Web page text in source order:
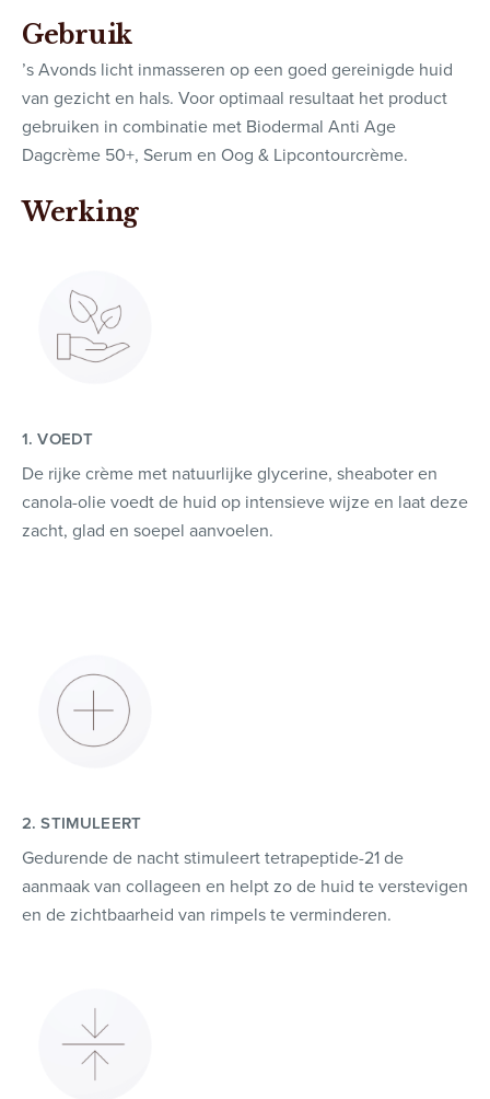
Gebruik
’s Avonds licht inmasseren op een goed gereinigde huid
van gezicht en hals. Voor optimaal resultaat het product
gebruiken in combinatie met Biodermal Anti Age
Dagcrème 50+, Serum en Oog & Lipcontourcrème.
Werking
1. VOEDT
De rijke crème met natuurlijke glycerine, sheaboter en
canola-olie voedt de huid op intensieve wijze en laat deze
zacht, glad en soepel aanvoelen.
2. STIMULEERT
Gedurende de nacht stimuleert tetrapeptide-21 de
aanmaak van collageen en helpt zo de huid te verstevigen
en de zichtbaarheid van rimpels te verminderen.